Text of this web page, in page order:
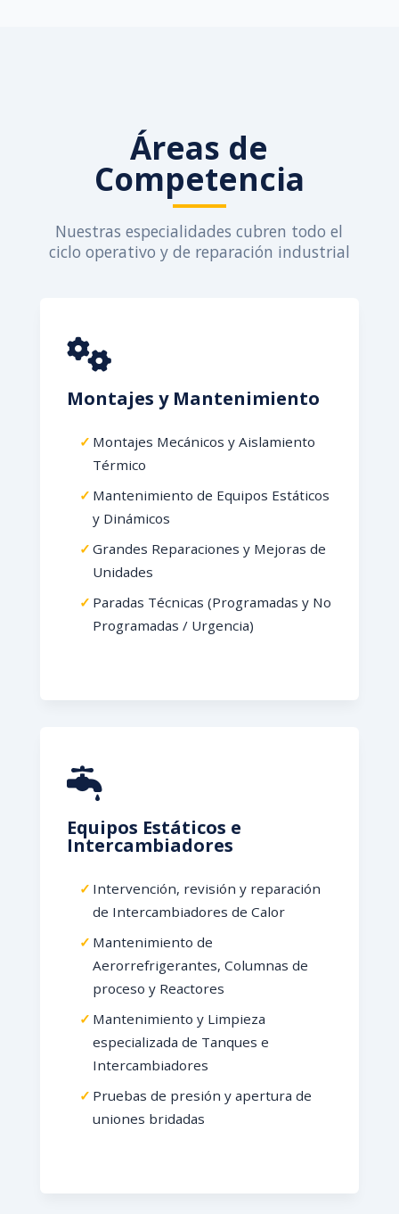
Áreas de
Competencia
Nuestras especialidades cubren todo el
ciclo operativo y de reparación industrial
Montajes y Mantenimiento
Montajes Mecánicos y Aislamiento
Térmico
Mantenimiento de Equipos Estáticos
y Dinámicos
Grandes Reparaciones y Mejoras de
Unidades
Paradas Técnicas (Programadas y No
Programadas / Urgencia)
Equipos Estáticos e
Intercambiadores
Intervención, revisión y reparación
de Intercambiadores de Calor
Mantenimiento de
Aerorrefrigerantes, Columnas de
proceso y Reactores
Mantenimiento y Limpieza
especializada de Tanques e
Intercambiadores
Pruebas de presión y apertura de
uniones bridadas